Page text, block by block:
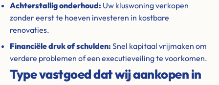
Achterstallig onderhoud: Uw kluswoning verkopen
zonder eerst te hoeven investeren in kostbare
renovaties.
Financiële druk of schulden: Snel kapitaal vrijmaken om
verdere problemen of een executieveiling te voorkomen.
Type vastgoed dat wij aankopen in